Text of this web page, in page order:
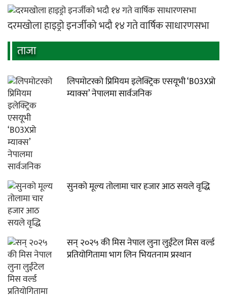
दरमखोला हाइड्रो इनर्जीको भदौ १४ गते वार्षिक साधारणसभा
ताजा
लिपमोटरको प्रिमियम इलेक्ट्रिक एसयूभी ‘B03Xप्रो
म्याक्स’ नेपालमा सार्वजनिक
सुनको मूल्य तोलामा चार हजार आठ सयले वृद्धि
सन् २०२५ की मिस नेपाल लुना लुईंटेल मिस वर्ल्ड
प्रतियोगितामा भाग लिन भियतनाम प्रस्थान